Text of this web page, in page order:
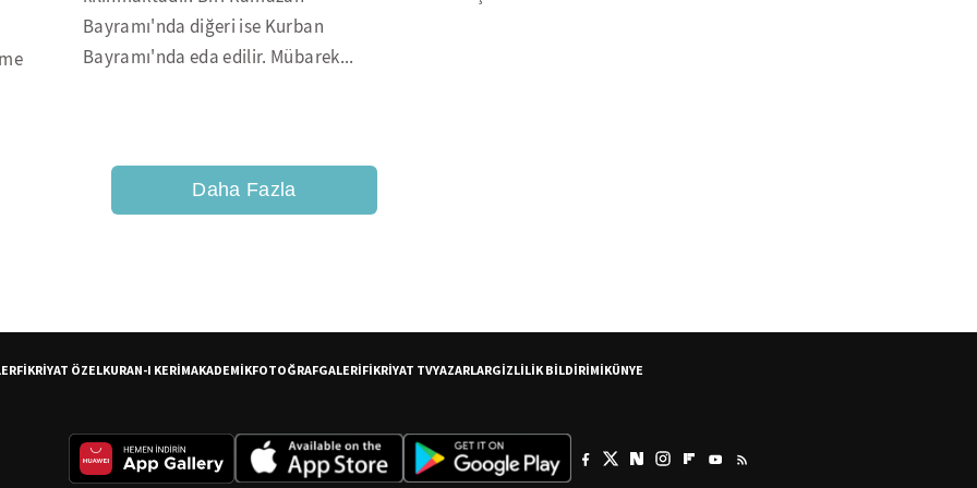
Bayramı'nda diğeri ise Kurban
Bayramı'nda eda edilir. Mübarek...
Daha Fazla
FİKRİYAT ÖZELKURAN-I KERİMAKADEMİKFOTOĞRAFGALERİFİKRİYAT TVYAZARLARGİZLİLİK BİLDİRİMİKÜNYE